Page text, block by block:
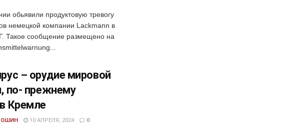
обьявили продуктовую тревогу
немецкой компании Lackmann в
Такое сообщение размещено на
– орудие мировой
по- прежнему
Кремле
10 АПРЕЛЯ, 2024 0